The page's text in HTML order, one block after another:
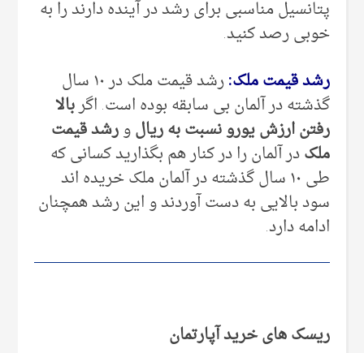
پتانسیل مناسبی برای رشد در آینده دارند را به
خوبی رصد کنید.
رشد قیمت ملک:
رشد قیمت ملک در ۱۰ سال
گذشته در آلمان بی سابقه بوده است. اگربالا
رفتن ارزش یورونسبت به ریالورشد قیمت
ملکدر آلمان را در کنار هم بگذارید کسانی که
طی ۱۰ سال گذشته در آلمان ملک خریده اند
سود بالایی به دست آوردند و این رشد همچنان
ادامه دارد.
ریسک های خرید آپارتمان